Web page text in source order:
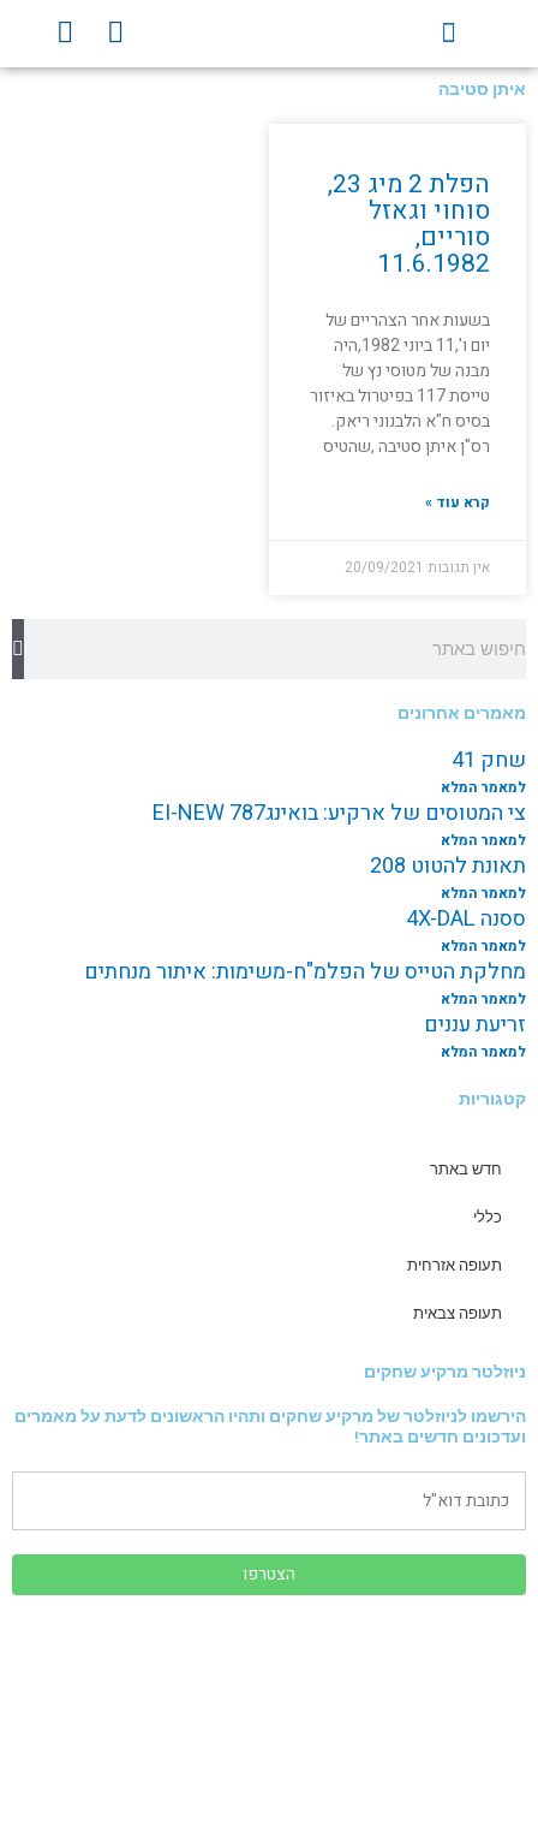
F
a
c
Y
o
u איתן סטיבה
הפלת 2 מיג 23,
סוחוי וגאזל
סוריים,
11.6.1982
בשעות אחר הצהריים של
יום ו',11 ביוני 1982,היה
מבנה של מטוסי נץ של
טייסת 117 בפיטרול באיזור
בסיס ח"א הלבנוני ריאק.
רס"ן איתן סטיבה ,שהטיס
קרא עוד »
אין תגובות 20/09/2021
מאמרים אחרונים
שחק 41
למאמר המלא
צי המטוסים של ארקיע: בואינג787 EI-NEW
למאמר המלא
תאונת להטוט 208
למאמר המלא
ססנה 4X-DAL
למאמר המלא
מחלקת הטייס של הפלמ"ח-משימות: איתור מנחתים
למאמר המלא
זריעת עננים
למאמר המלא
קטגוריות
חדש באתר
כללי
תעופה אזרחית
תעופה צבאית
ניוזלטר מרקיע שחקים
הירשמו לניוזלטר של מרקיע שחקים ותהיו הראשונים לדעת על מאמרים
ועדכונים חדשים באתר!